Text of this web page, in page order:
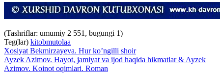
(Tashriflar: umumiy 2 551, bugungi 1)
Teg(lar) kitobmutolaa
Xosiyat Bekmirzayeva. Hur ko’ngilli shoir
Ayzek Azimov. Hayot, jamiyat va ijod haqida hikmatlar & Ayzek
Azimov. Koinot oqimlari. Roman